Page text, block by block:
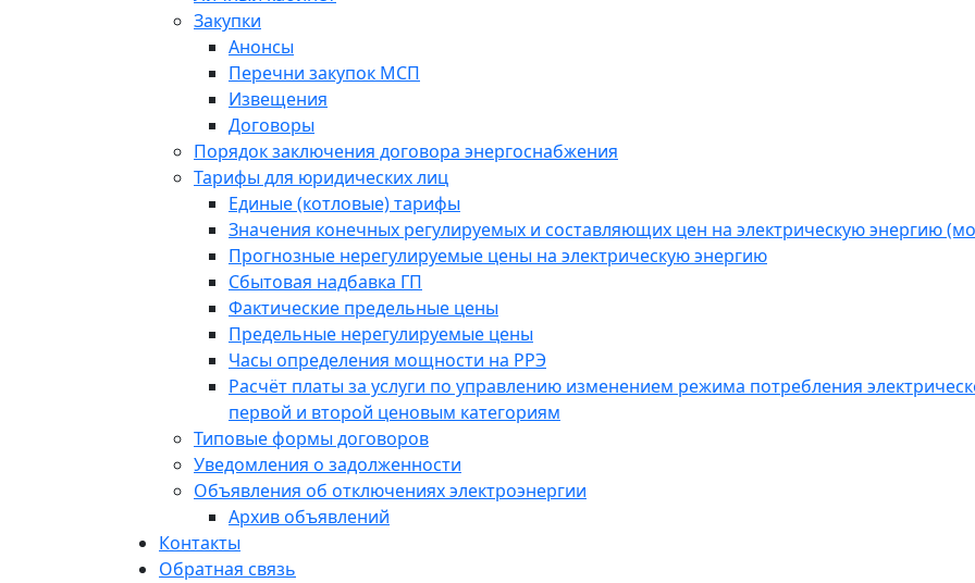
Закупки
Анонсы
Перечни закупок МСП
Извещения
Договоры
Порядок заключения договора энергоснабжения
Тарифы для юридических лиц
Единые (котловые) тарифы
Значения конечных регулируемых и составляющих цен на электрическую энергию
Прогнозные нерегулируемые цены на электрическую энергию
Сбытовая надбавка ГП
Фактические предельные цены
Предельные нерегулируемые цены
Часы определения мощности на РРЭ
Расчёт платы за услуги по управлению изменением режима потребления
первой и второй ценовым категориям
Типовые формы договоров
Уведомления о задолженности
Объявления об отключениях электроэнергии
Архив объявлений
Контакты
Обратная связь